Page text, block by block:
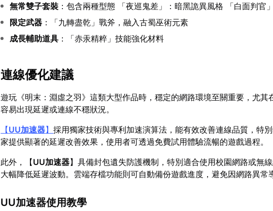
無常雙子套裝 ：包含兩種型態 「夜巡鬼差」：暗黑詭異風格 「白面判官
限定武器 ：「九轉盡乾」戰斧，融入古蜀巫術元素
成長輔助道具 ：「赤汞精粹」技能強化材料
連線優化建議
遊玩《明末：淵虛之羽》這類大型作品時，穩定的網路環境至關重要，尤其
容易出現延遲或連線不穩狀況。
【UU加速器】採用獨家技術與專利加速演算法，能有效改善連線品質，特
家提供顯著的延遲改善效果，使用者可透過免費試用體驗流暢的遊戲過程。
此外，【UU加速器】具備封包遺失防護機制，特別適合使用校園網路或無
大幅降低延遲波動。雲端存檔功能則可自動備份遊戲進度，避免因網路異常
UU加速器使用教學